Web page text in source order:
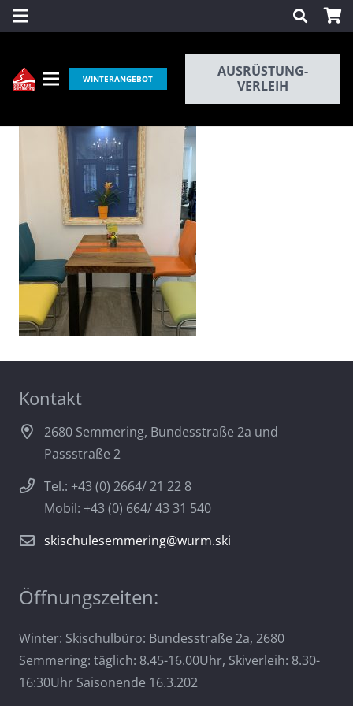
WINTERANGEBOT
AUSRÜSTUNG-
VERLEIH
Kontakt
2680 Semmering, Bundesstraße 2a und
Passstraße 2
Tel.: +43 (0) 2664/ 21 22 8
Mobil: +43 (0) 664/ 43 31 540
skischulesemmering@wurm.ski
Öffnungszeiten:
Winter: Skischulbüro: Bundesstraße 2a, 2680
Semmering: täglich: 8.45-16.00Uhr, Skiverleih: 8.30-
16:30Uhr Saisonende 16.3.202